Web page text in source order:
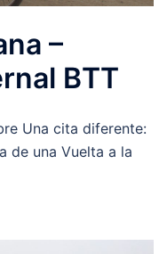
–
BTT
Una cita diferente:
de una Vuelta a la